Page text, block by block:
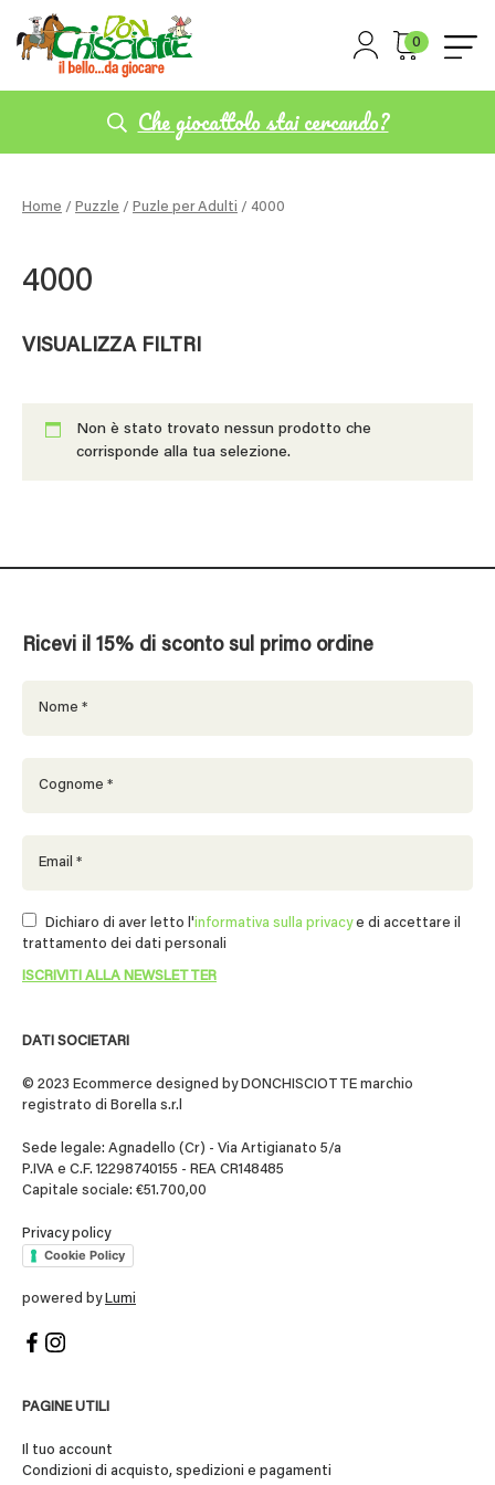
0
Che giocattolo stai cercando?
Home / Puzzle / Puzle per Adulti / 4000
4000
VISUALIZZA FILTRI
Non è stato trovato nessun prodotto che
corrisponde alla tua selezione.
DATI SOCIETARI
© 2023 Ecommerce designed by DONCHISCIOTTE marchio
registrato di Borella s.r.l
Sede legale: Agnadello (Cr) - Via Artigianato 5/a
P.IVA e C.F. 12298740155 - REA CR148485
Capitale sociale: €51.700,00
Privacy policy
Cookie Policy
powered by Lumi
PAGINE UTILI
Il tuo account
Condizioni di acquisto, spedizioni e pagamenti
Ricevi il 15% di sconto sul primo ordine
Dichiaro di aver letto l'informativa sulla privacye di accettare il
trattamento dei dati personali